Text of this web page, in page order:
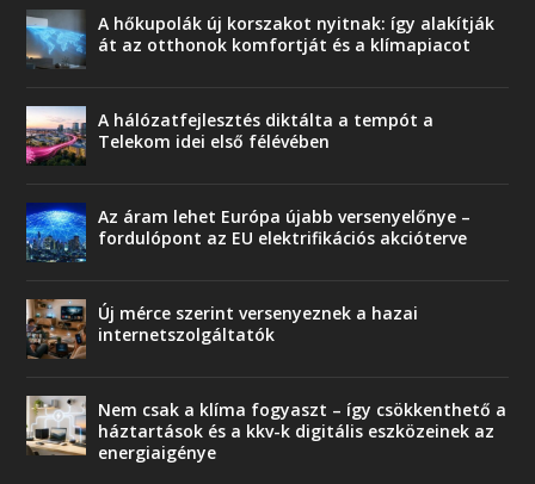
A hőkupolák új korszakot nyitnak: így alakítják
át az otthonok komfortját és a klímapiacot
A hálózatfejlesztés diktálta a tempót a
Telekom idei első félévében
Az áram lehet Európa újabb versenyelőnye –
fordulópont az EU elektrifikációs akcióterve
Új mérce szerint versenyeznek a hazai
internetszolgáltatók
Nem csak a klíma fogyaszt – így csökkenthető a
háztartások és a kkv-k digitális eszközeinek az
energiaigénye